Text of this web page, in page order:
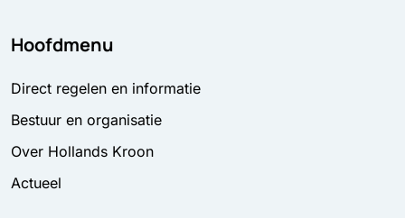
Hoofdmenu
Direct regelen en informatie
Bestuur en organisatie
Over Hollands Kroon
Actueel